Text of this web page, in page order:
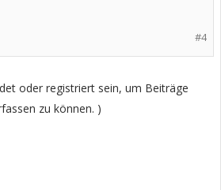
#4
oder registriert sein, um Beiträge
zu können. )